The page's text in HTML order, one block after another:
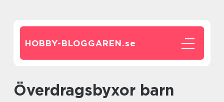
HOBBY-BLOGGAREN.se
överdragsbyxor barn